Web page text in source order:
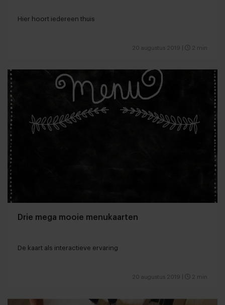
Hier hoort iedereen thuis
20 augustus 2019 2 min
Drie mega mooie menukaarten
De kaart als interactieve ervaring
20 augustus 2019 2 min